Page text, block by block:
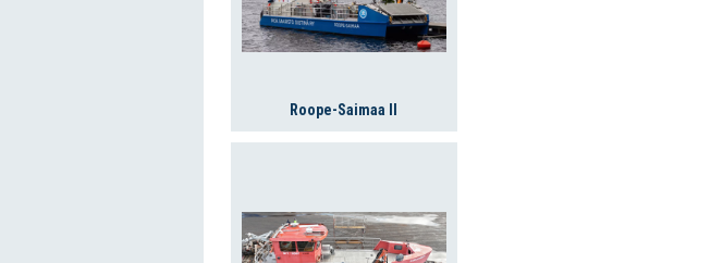
Roope-Saimaa II